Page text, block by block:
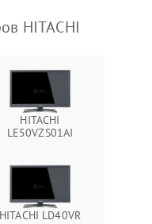
HITACHI
HITACHI
LE50VZS01AI
HITACHI LD40VR